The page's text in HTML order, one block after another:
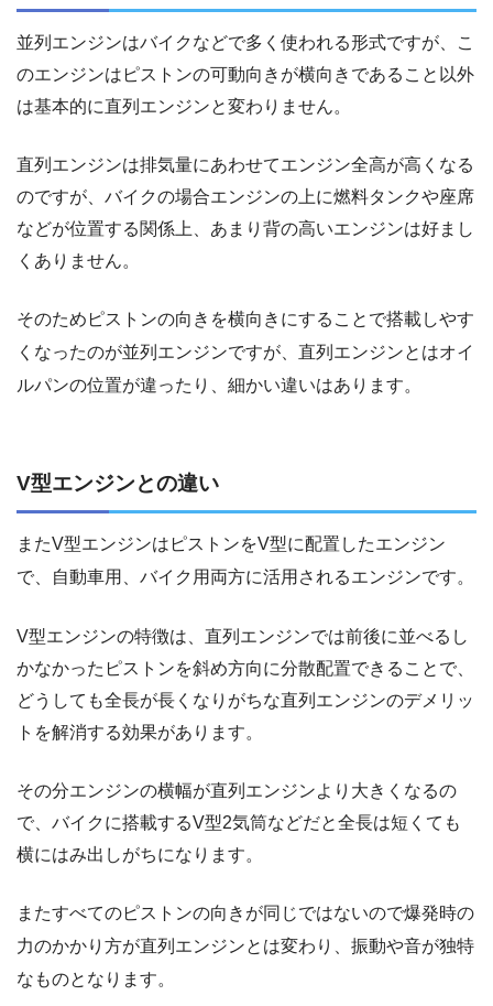
並列エンジンはバイクなどで多く使われる形式ですが、こ
のエンジンはピストンの可動向きが横向きであること以外
は基本的に直列エンジンと変わりません。
直列エンジンは排気量にあわせてエンジン全高が高くなる
のですが、バイクの場合エンジンの上に燃料タンクや座席
などが位置する関係上、あまり背の高いエンジンは好まし
くありません。
そのためピストンの向きを横向きにすることで搭載しやす
くなったのが並列エンジンですが、直列エンジンとはオイ
ルパンの位置が違ったり、細かい違いはあります。
V型エンジンとの違い
またV型エンジンはピストンをV型に配置したエンジン
で、自動車用、バイク用両方に活用されるエンジンです。
V型エンジンの特徴は、直列エンジンでは前後に並べるし
かなかったピストンを斜め方向に分散配置できることで、
どうしても全長が長くなりがちな直列エンジンのデメリッ
トを解消する効果があります。
その分エンジンの横幅が直列エンジンより大きくなるの
で、バイクに搭載するV型2気筒などだと全長は短くても
横にはみ出しがちになります。
またすべてのピストンの向きが同じではないので爆発時の
力のかかり方が直列エンジンとは変わり、振動や音が独特
なものとなります。